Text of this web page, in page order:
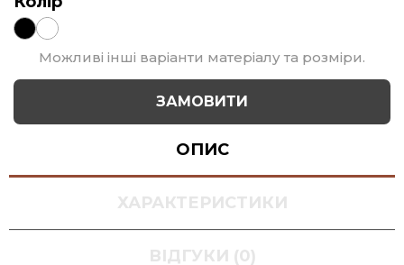
Можливі інші варіанти матеріалу та розміри.
ЗАМОВИТИ
ОПИС
ХАРАКТЕРИСТИКИ
ВІДГУКИ (0)